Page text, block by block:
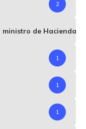
2
de Hacienda
1
1
1